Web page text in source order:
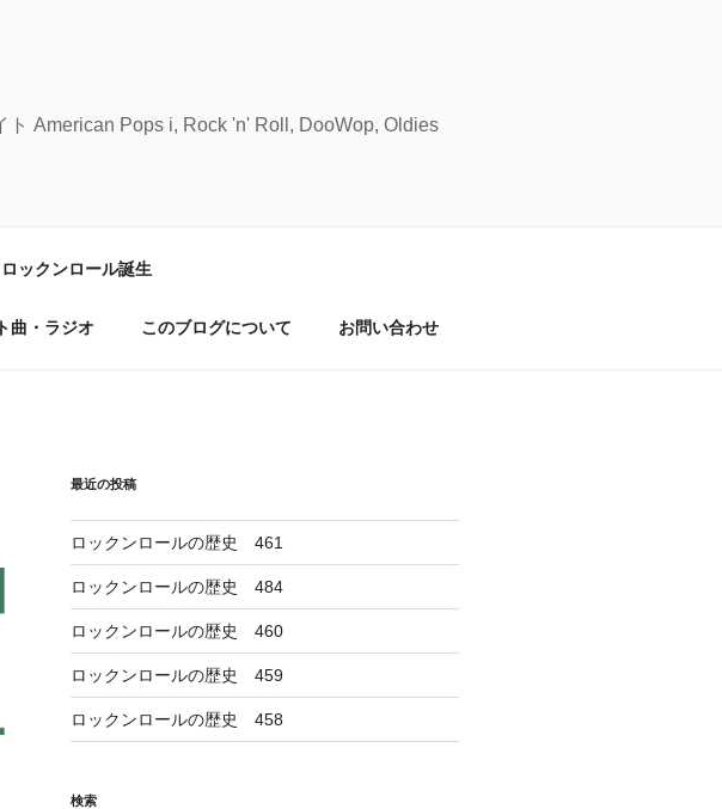
American Pops i, Rock 'n' Roll, DooWop, Oldies
ロックンロール誕生
曲・ラジオ このブログについて お問い合わせ
最近の投稿
ロックンロールの歴史 461
ロックンロールの歴史 484
ロックンロールの歴史 460
ロックンロールの歴史 459
ロックンロールの歴史 458
検索